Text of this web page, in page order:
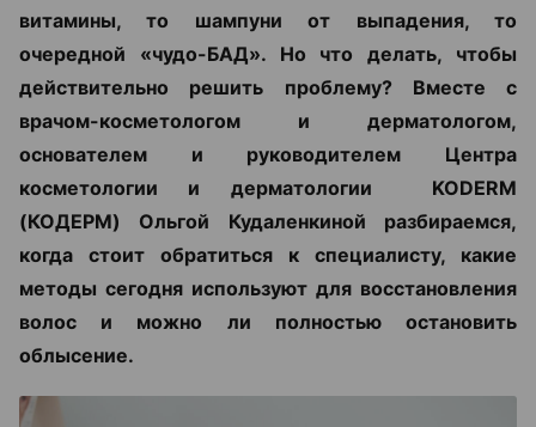
витамины, то шампуни от выпадения, то
очередной «чудо-БАД». Но что делать, чтобы
действительно решить проблему? Вместе с
врачом-косметологом и дерматологом,
основателем и руководителем Центра
косметологии и дерматологии KODERM
(КОДЕРМ) Ольгой Кудаленкиной разбираемся,
когда стоит обратиться к специалисту, какие
методы сегодня используют для восстановления
волос и можно ли полностью остановить
облысение.